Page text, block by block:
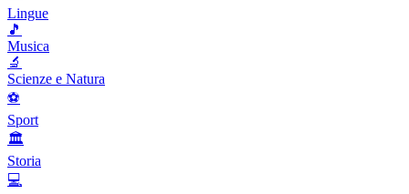
Lingue
🎵
Musica
🔬
Scienze e Natura
⚽
Sport
🏛️
Storia
💻